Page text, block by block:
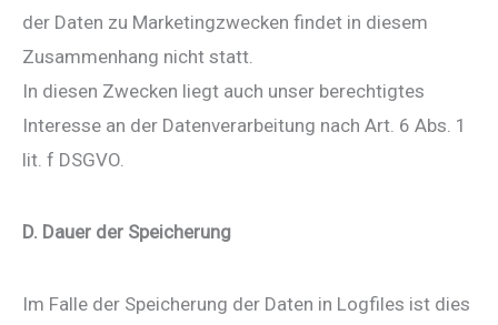
der Daten zu Marketingzwecken findet in diesem
Zusammenhang nicht statt.
In diesen Zwecken liegt auch unser berechtigtes
Interesse an der Datenverarbeitung nach Art. 6 Abs. 1
lit. f DSGVO.
D. Dauer der Speicherung
Im Falle der Speicherung der Daten in Logfiles ist dies